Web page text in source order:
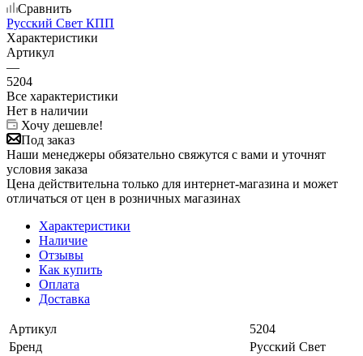
Сравнить
Русский Свет КПП
Характеристики
Артикул
—
5204
Все характеристики
Нет в наличии
Хочу дешевле!
Под заказ
Наши менеджеры обязательно свяжутся с вами и уточнят
условия заказа
Цена действительна только для интернет-магазина и может
отличаться от цен в розничных магазинах
Характеристики
Наличие
Отзывы
Как купить
Оплата
Доставка
Артикул
5204
Бренд
Русский Свет